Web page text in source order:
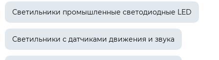
Светильники промышленные светодиодные LED
Светильники с датчиками движения и звука